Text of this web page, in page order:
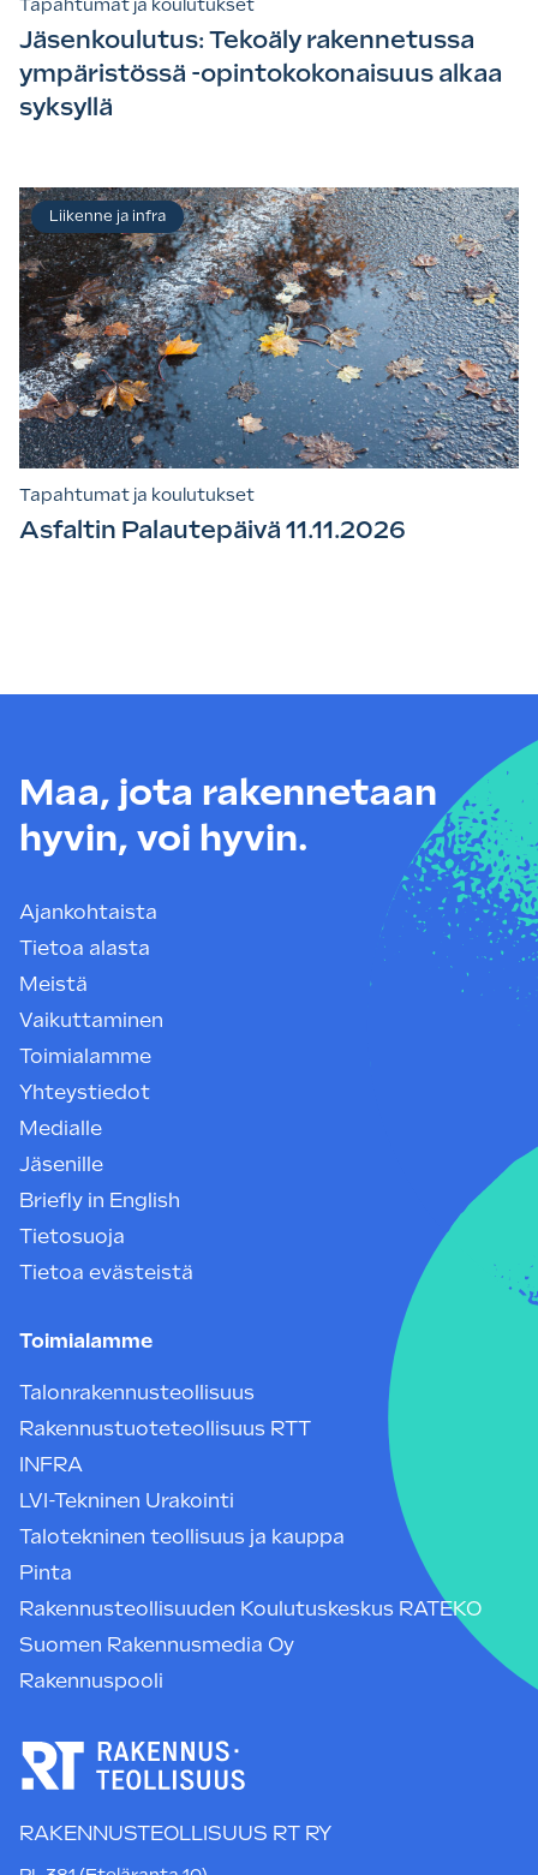
Tapahtumat ja koulutukset
Jäsenkoulutus: Tekoäly rakennetussa
ympäristössä -opintokokonaisuus alkaa
syksyllä
Tapahtumat ja koulutukset
Asfaltin Palautepäivä 11.11.2026
Liikenne ja infra
Maa, jota rakennetaan
hyvin, voi hyvin.
Ajankohtaista
Tietoa alasta
Meistä
Vaikuttaminen
Toimialamme
Yhteystiedot
Medialle
Jäsenille
Briefly in English
Tietosuoja
Tietoa evästeistä
Toimialamme
Talonrakennusteollisuus
Rakennustuoteteollisuus RTT
INFRA
LVI-Tekninen Urakointi
Talotekninen teollisuus ja kauppa
Pinta
Rakennusteollisuuden Koulutuskeskus RATEKO
Suomen Rakennusmedia Oy
Rakennuspooli
RAKENNUSTEOLLISUUS RT RY